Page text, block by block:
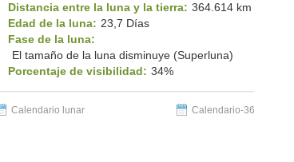
Distancia entre la luna y la tierra: 364.614 km
Edad de la luna: 23,7 Días
Fase de la luna:
El tamaño de la luna disminuye (Superluna)
Porcentaje de visibilidad: 34%
Calendario lunar Calendario-365.es